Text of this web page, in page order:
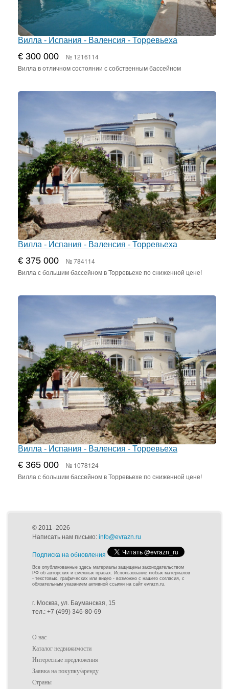
Вилла - Испания - Валенсия - Торревьеха
€ 300 000 № 1216114
Вилла в отличном состоянии с собственным бассейном
Вилла - Испания - Валенсия - Торревьеха
€ 375 000 № 784114
Вилла с большим бассейном в Торревьехе по сниженной цене!
Вилла - Испания - Валенсия - Торревьеха
€ 365 000 № 1078124
Вилла с большим бассейном в Торревьехе по сниженной цене!
© 2011–2026
Написать нам письмо: info@evrazn.ru
Подписка на обновления
Все опубликованные здесь материалы защищены законодательством
РФ об авторских и смежных правах. Использование любых материалов
- текстовых, графических или видео - возможно с нашего согласия, с
обязательным указанием активной ссылки на сайт evrazn.ru.
г. Москва, ул. Бауманская, 15
тел.: +7 (499) 346-80-69
О нас
Каталог недвижимости
Интересные предложения
Заявка на покупку/аренду
Страны